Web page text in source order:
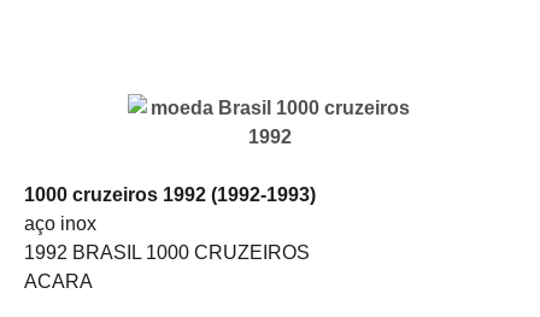
1000 cruzeiros 1992 (1992-1993)
aço inox
1992 BRASIL 1000 CRUZEIROS
ACARA